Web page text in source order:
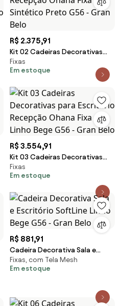
R$ 2.375,91
Kit 02 Cadeiras Decorativas
para Escritório Recepção
Ohana Fixa PU Sintético Preto
Fixas
Em estoque
R$ 3.554,91
Kit 03 Cadeiras Decorativas
para Escritório Recepção
Ohana Fixa Linho Bege G56 -
Fixas
Em estoque
R$ 881,91
Cadeira Decorativa Sala e
Escritório SoftLine Linho Bege
G56 - Gran Belo
Fixas, com Tela Mesh
Em estoque